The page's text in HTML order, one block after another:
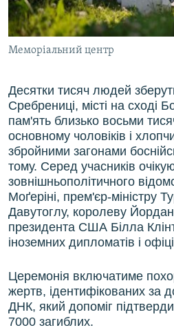
СВІДЧЕННЯ ОКУПАЦІЇ
УКРАЇНСЬКА ПРОБЛЕМА КРИМУ
ІНФОГРАФІКА
Qırımtatar
ДОЛУЧАЙСЯ!
Усі сайти RFE/RL
Меморіальний центр
Десятки тисяч людей
Сребрениці, місті на сході
пам'ять близько восьми
основному чоловіків і
збройними загонами
тому. Серед учасників
зовнішньополітичного
Моґеріні, прем'єр-міністру
Давутоглу, королеву
президента США Білла
іноземних дипломатів і
Церемонія включатиме
жертв, ідентифікованих за
ДНК, який допоміг
7000 загиблих.